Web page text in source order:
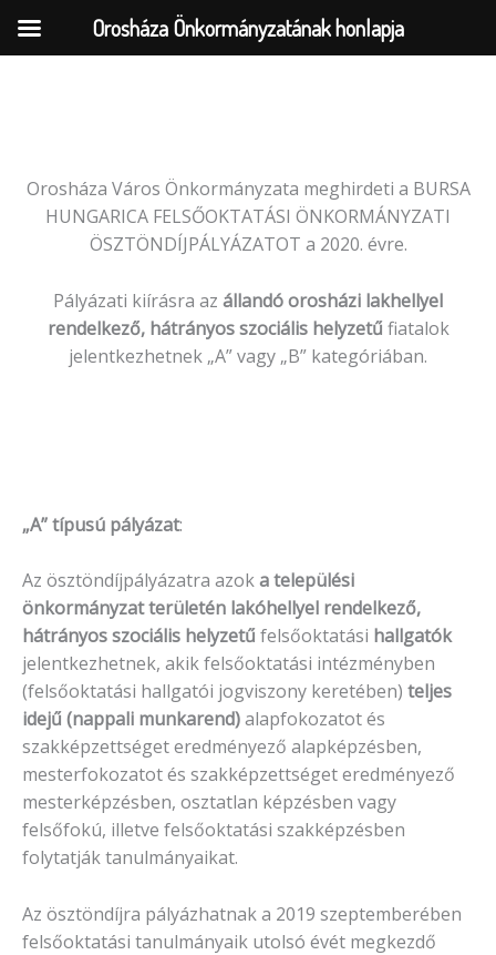
contentOrosháza Város Önkormányzata meghirdeti a BURSA
HUNGARICA FELSŐOKTATÁSI ÖNKORMÁNYZATI
ÖSZTÖNDÍJPÁLYÁZATOT a 2020. évre.
Pályázati kiírásra az állandó orosházi lakhellyel
rendelkező, hátrányos szociális helyzetűfiatalok
jelentkezhetnek „A” vagy „B” kategóriában.
„A” típusú pályázat:
Az ösztöndíjpályázatra azoka települési
önkormányzat területén lakóhellyel rendelkező,
hátrányos szociális helyzetűfelsőoktatási hallgatók
jelentkezhetnek, akik felsőoktatási intézményben
(felsőoktatási hallgatói jogviszony keretében) teljes
idejű (nappali munkarend)alapfokozatot és
szakképzettséget eredményező alapképzésben,
mesterfokozatot és szakképzettséget eredményező
mesterképzésben, osztatlan képzésben vagy
felsőfokú, illetve felsőoktatási szakképzésben
folytatják tanulmányaikat.
Az ösztöndíjra pályázhatnak a 2019 szeptemberében
felsőoktatási tanulmányaik utolsó évét megkezdő
Orosháza Önkormányzatának honlapja